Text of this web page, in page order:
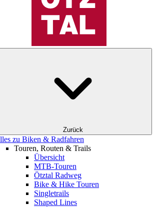
Zurück
zu Biken & Radfahren
Touren, Routen & Trails
Übersicht
MTB-Touren
Ötztal Radweg
Bike & Hike Touren
Singletrails
Shaped Lines